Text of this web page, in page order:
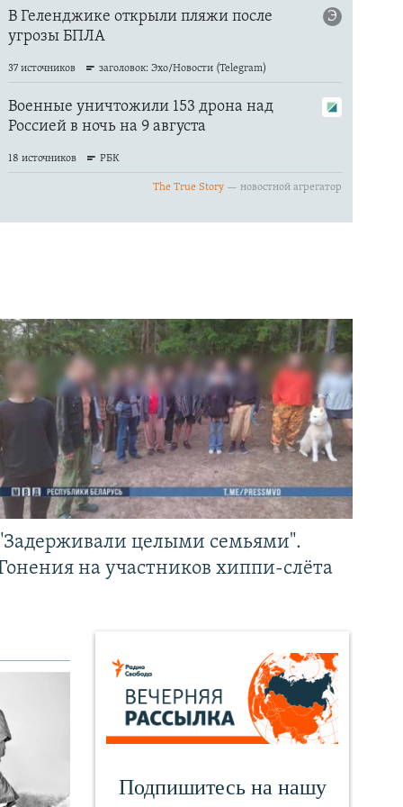
целыми семьями".
на участников хиппи-слёта